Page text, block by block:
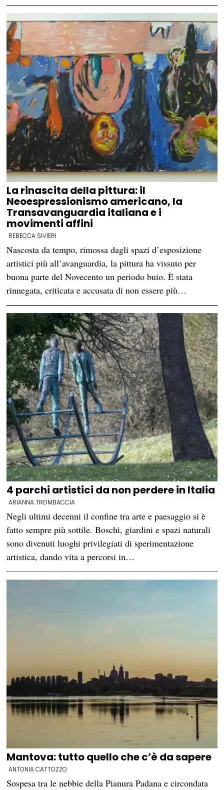
La rinascita della pittura: il
Neoespressionismo americano, la
Transavanguardia italiana e i
movimenti affini
REBECCA SIVIERI
Nascosta da tempo, rimossa dagli spazi d’esposizione
artistici più all’avanguardia, la pittura ha vissuto per
buona parte del Novecento un periodo buio. È stata
rinnegata, criticata e accusata di non essere più…
4 parchi artistici da non perdere in Italia
ARIANNA TROMBACCIA
Negli ultimi decenni il confine tra arte e paesaggio si è
fatto sempre più sottile. Boschi, giardini e spazi naturali
sono divenuti luoghi privilegiati di sperimentazione
artistica, dando vita a percorsi in…
Mantova: tutto quello che c’è da sapere
ANTONIA CATTOZZO
Sospesa tra le nebbie della Pianura Padana e circondata